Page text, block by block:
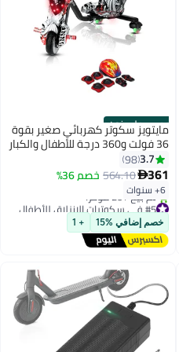
حصري على نون
مايتويز سكوتر كهربائي صغير بقوة
36 فولت و360 درجة للأطفال والكبار
- جسم قابل للتعديل مزود بتقنية
للسرعة، محرك بدون فرش بقدرة
250 وات، 8-15 كم/ساعة مع حمولة
80 كجم، للأعمار من 6 سنوات فما
فوق - سلسلة حصرية من الظهر -
الكتابة على الجدران بالأبيض
3.7
98
361
564.10خصم 36%
6+ سنوات
#5 في سكوترات الانزلاق للأطفال
توصيل مجاني
تم بيع +20 مؤخرًا
#5 في سكوترات الانزلاق للأطفال
خصم إضافي %15 + 1